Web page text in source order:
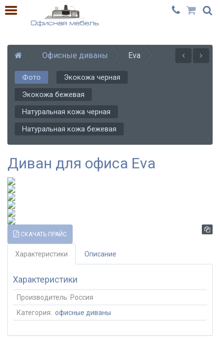
Офисные диваны Eva
Фото
Экокожа черная
Экокожа бежевая
Натуральная кожа черная
Натуральная кожа бежевая
Диван для офиса Eva
СКАЧАТЬ ПРАЙС
Характеристики Описание
Характеристики
Производитель: Россия
Категория: офисные диваны